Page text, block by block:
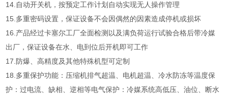
14.自动开关机，按预定工作计划自动实现无人操作管理
15.多重密码设置，保证设备不会因偶然的因素造成停机或损坏
16.产品经过卡塞尔工厂全面检测以及满负荷运行试验合格后带冷媒
出厂，保证设备在水、电到位后开机即可工作
17.防爆、高精度及其他特殊机型可定制
18.多重保护功能：压缩机排气超温、电机超温、冷水防冻等温度保
护：过电流、缺相、逆相等电气保护：冷媒系统高低压、油位、断水